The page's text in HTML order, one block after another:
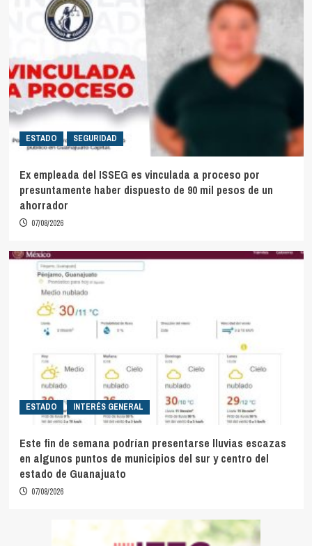
ESTADO SEGURIDAD
Ex empleada del ISSEG es vinculada a proceso por
presuntamente haber dispuesto de 90 mil pesos de un
ahorrador
07/08/2026
ESTADO INTERÉS GENERAL
Este fin de semana podrían presentarse lluvias escazas
en algunos puntos de municipios del sur y centro del
estado de Guanajuato
07/08/2026